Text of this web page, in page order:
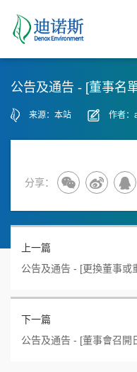
公告及通告 - [董事名
来源：本站 作者：
分享：
上一篇
公告及通告 - [更換董事或
下一篇
公告及通告 - [董事會召開